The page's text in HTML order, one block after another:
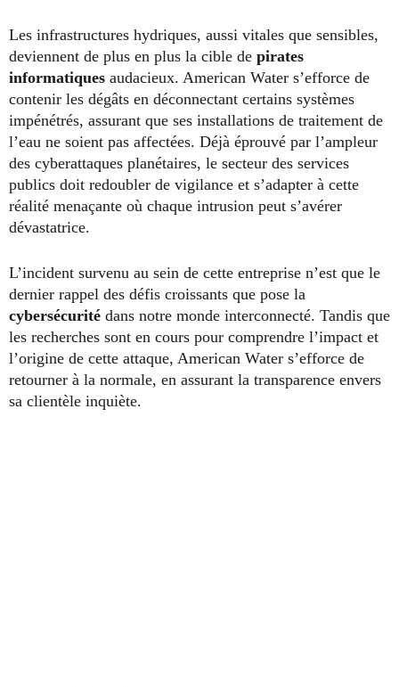
Les infrastructures hydriques, aussi vitales que sensibles,
deviennent de plus en plus la cible de pirates
informatiques audacieux. American Water s’efforce de
contenir les dégâts en déconnectant certains systèmes
impénétrés, assurant que ses installations de traitement de
l’eau ne soient pas affectées. Déjà éprouvé par l’ampleur
des cyberattaques planétaires, le secteur des services
publics doit redoubler de vigilance et s’adapter à cette
réalité menaçante où chaque intrusion peut s’avérer
dévastatrice.
L’incident survenu au sein de cette entreprise n’est que le
dernier rappel des défis croissants que pose la
cybersécurité dans notre monde interconnecté. Tandis que
les recherches sont en cours pour comprendre l’impact et
l’origine de cette attaque, American Water s’efforce de
retourner à la normale, en assurant la transparence envers
sa clientèle inquiète.